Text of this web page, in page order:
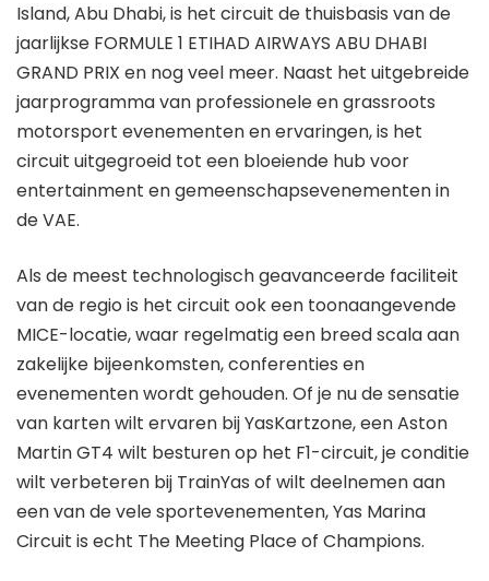
Island, Abu Dhabi, is het circuit de thuisbasis van de
jaarlijkse FORMULE 1 ETIHAD AIRWAYS ABU DHABI
GRAND PRIX en nog veel meer. Naast het uitgebreide
jaarprogramma van professionele en grassroots
motorsport evenementen en ervaringen, is het
circuit uitgegroeid tot een bloeiende hub voor
entertainment en gemeenschapsevenementen in
de VAE.
Als de meest technologisch geavanceerde faciliteit
van de regio is het circuit ook een toonaangevende
MICE-locatie, waar regelmatig een breed scala aan
zakelijke bijeenkomsten, conferenties en
evenementen wordt gehouden. Of je nu de sensatie
van karten wilt ervaren bij YasKartzone, een Aston
Martin GT4 wilt besturen op het F1-circuit, je conditie
wilt verbeteren bij TrainYas of wilt deelnemen aan
een van de vele sportevenementen, Yas Marina
Circuit is echt The Meeting Place of Champions.